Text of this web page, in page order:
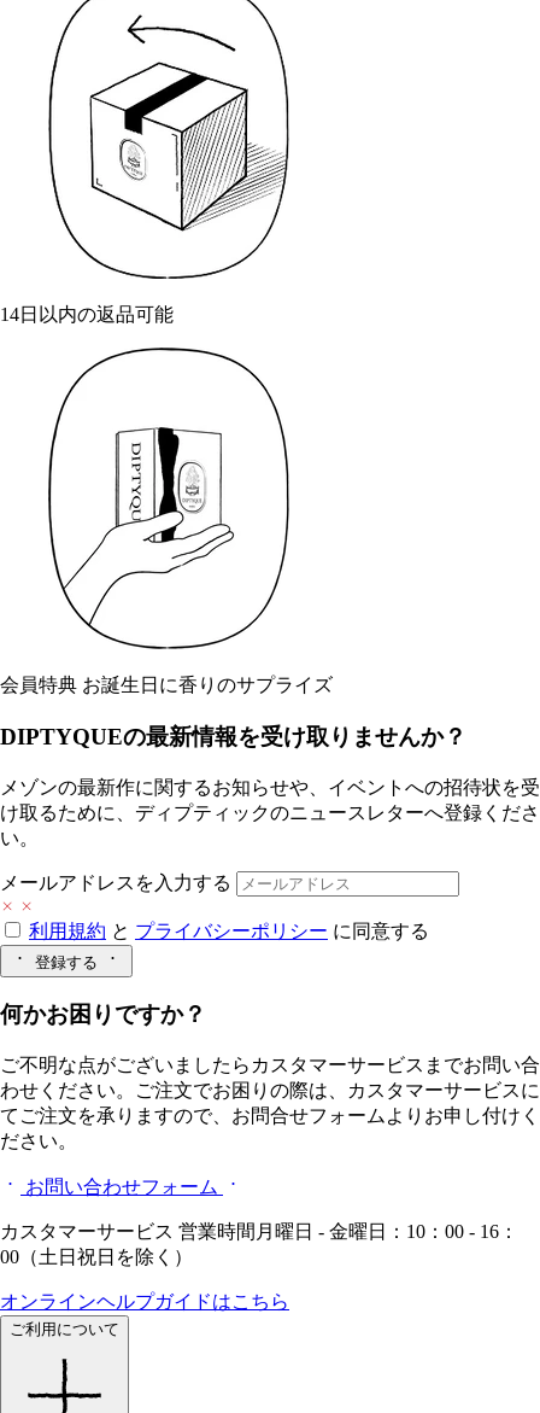
14日以内の返品可能
会員特典 お誕生日に香りのサプライズ
DIPTYQUEの最新情報を受け取りませんか？
メゾンの最新作に関するお知らせや、イベントへの招待状を受
け取るために、ディプティックのニュースレターへ登録くださ
い。
メールアドレスを入力する
利用規約 と プライバシーポリシー に同意する
登録する
何かお困りですか？
ご不明な点がございましたらカスタマーサービスまでお問い合
わせください。ご注文でお困りの際は、カスタマーサービスに
てご注文を承りますので、お問合せフォームよりお申し付けく
ださい。
お問い合わせフォーム
カスタマーサービス 営業時間月曜日 - 金曜日：10：00 - 16：
00（土日祝日を除く）
オンラインヘルプガイドはこちら
ご利用について